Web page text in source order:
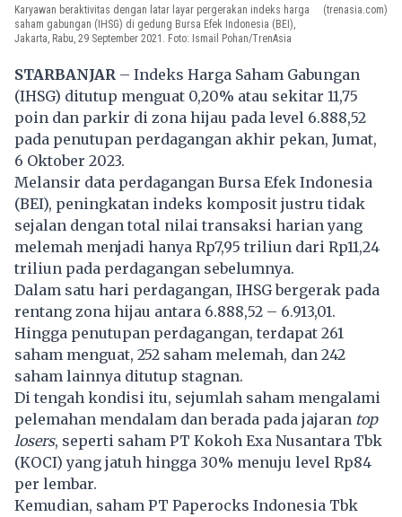
Karyawan beraktivitas dengan latar layar pergerakan indeks harga
saham gabungan (IHSG) di gedung Bursa Efek Indonesia (BEI),
Jakarta, Rabu, 29 September 2021. Foto: Ismail Pohan/TrenAsia
(trenasia.com)
STARBANJAR – Indeks Harga Saham Gabungan
(IHSG) ditutup menguat 0,20% atau sekitar 11,75
poin dan parkir di zona hijau pada level 6.888,52
pada penutupan perdagangan akhir pekan, Jumat,
6 Oktober 2023.
Melansir data perdagangan Bursa Efek Indonesia
(BEI), peningkatan indeks komposit justru tidak
sejalan dengan total nilai transaksi harian yang
melemah menjadi hanya Rp7,95 triliun dari Rp11,24
triliun pada perdagangan sebelumnya.
Dalam satu hari perdagangan, IHSGbergerak pada
rentang zona hijau antara 6.888,52 – 6.913,01.
Hingga penutupan perdagangan, terdapat 261
saham menguat, 252 saham melemah, dan 242
saham lainnya ditutup stagnan.
Di tengah kondisi itu, sejumlah saham mengalami
pelemahan mendalam dan berada pada jajaran top
losers, seperti saham PT Kokoh Exa Nusantara Tbk
(KOCI) yang jatuh hingga 30% menuju level Rp84
per lembar.
Kemudian, saham PT Paperocks Indonesia Tbk